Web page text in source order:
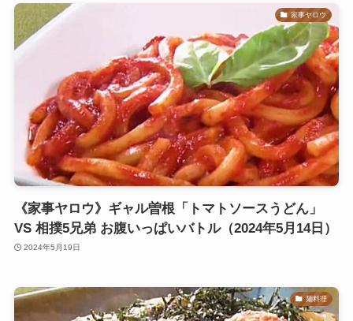
家事ヤロウ
《家事ヤロウ》ギャル曽根「トマトソースうどん」
VS 相撲5兄弟 お腹いっぱいバトル（2024年5月14日）
2024年5月19日
麺料理